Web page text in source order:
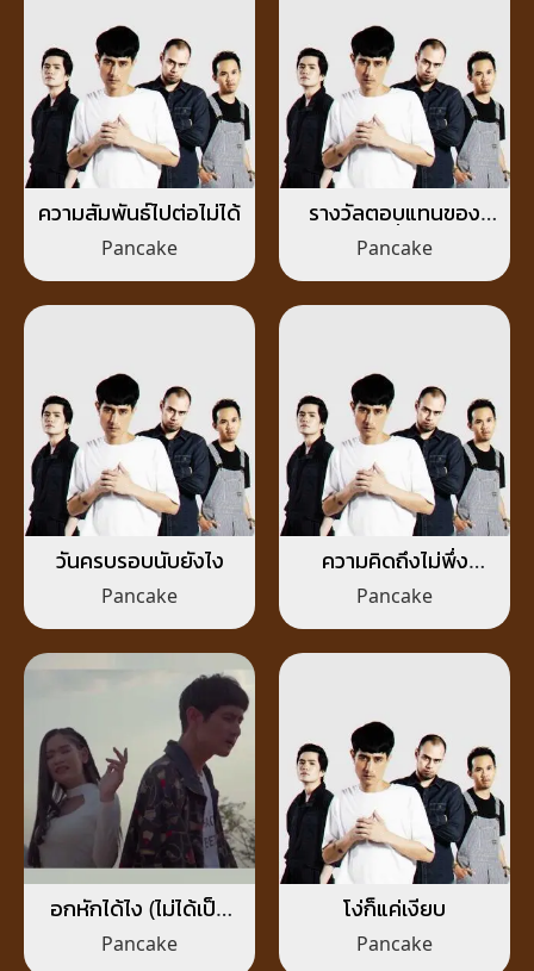
ความสัมพันธ์ไปต่อไม่ได้
Pancake
รางวัลตอบแทนของ
แฟนผู้ซื่อสัตย์
Pancake
วันครบรอบนับยังไง
Pancake
ความคิดถึงไม่พึ่ง
ปาฏิหาริย์
Pancake
อกหักได้ไง (ไม่ได้เป็น
อะไรกับเขา)
Pancake
โง่ก็แค่เงียบ
Pancake